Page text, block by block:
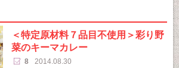
＜特定原材料７品目不使用＞彩り野
菜のキーマカレー
8 2014.08.30